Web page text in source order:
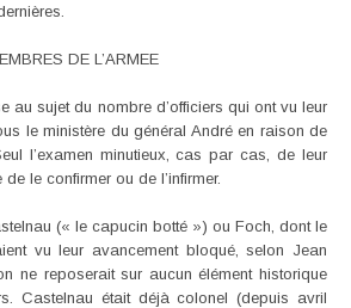
DE L’ARMEE
au sujet du nombre d’officiers qui ont vu leur
le ministère du général André en raison de
l’examen minutieux, cas par cas, de leur
le confirmer ou de l’infirmer.
(« le capucin botté ») ou Foch, dont le
vu leur avancement bloqué, selon Jean
ne reposerait sur aucun élément historique
Castelnau était déjà colonel (depuis avril